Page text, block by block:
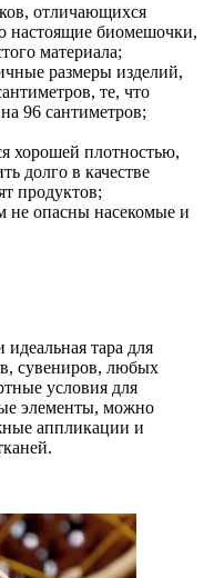
отличающихся
настоящие биомешочки,
материала;
размеры изделий,
те, что
96 сантиметров;
хорошей плотностью,
долго в качестве
продуктов;
не опасны насекомые и
тара для
сувениров, любых
условия для
элементы, можно
аппликации и